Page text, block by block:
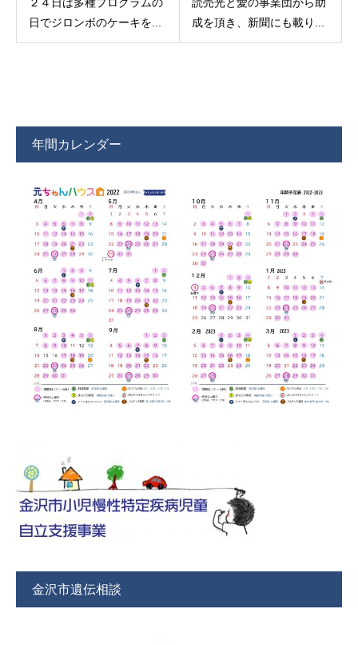
２４日は多種プログラムの
日でジロンボのケーキを...
読売光と愛の事業団から助
成を頂き、新聞にも載り...
年間カレンダー
金沢市遺伝相談